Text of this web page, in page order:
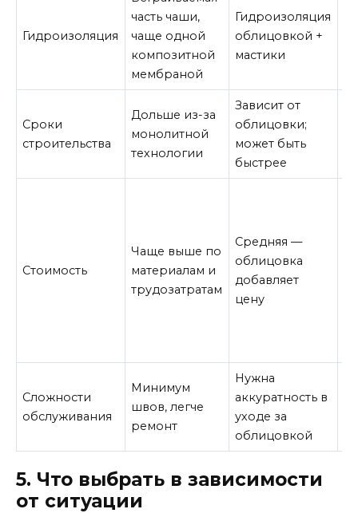
Гидроизоляция
часть чаши,
чаще одной
композитной
мембраной
Гидроизоляция
облицовкой +
мастики
Сроки
строительства
Дольше из-за
монолитной
технологии
Зависит от
облицовки;
может быть
быстрее
Стоимость
Чаще выше по
материалам и
трудозатратам
Средняя —
облицовка
добавляет
цену
Сложности
обслуживания
Минимум
швов, легче
ремонт
Нужна
аккуратность в
уходе за
облицовкой
5. Что выбрать в зависимости
от ситуации